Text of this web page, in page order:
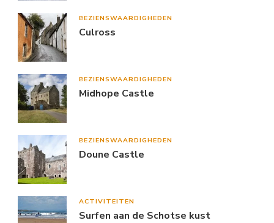
BEZIENSWAARDIGHEDEN
Culross
BEZIENSWAARDIGHEDEN
Midhope Castle
BEZIENSWAARDIGHEDEN
Doune Castle
ACTIVITEITEN
Surfen aan de Schotse kust